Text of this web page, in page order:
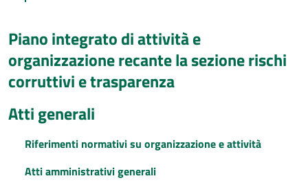
Piano integrato di attività e
organizzazione recante la sezione rischi
corruttivi e trasparenza
Atti generali
Riferimenti normativi su organizzazione e attività
Atti amministrativi generali